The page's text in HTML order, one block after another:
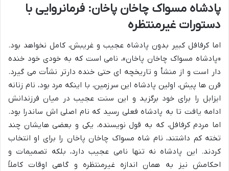
پادشاه مسواک چاخان پاخان: فرمانروایی با
دستورات غیرمنتظره
اما کرفافل کبیر بدون پادشاه عجیب و غریبش، کامل نخواهد بود.
«پادشاه مسواک چاخان پاخان»، نامی است که به خودی خود خنده
دار است و از منشأ و تاریخچه ای حتی خنده دارتر نشأت می گیرد.
قرن ها پیش، اولین پادشاه این سرزمین، با اینکه مرد بود، نام زنانه
ایزابل را برای خود برگزید و این سنت عجیب در میان فرزندانش
ادامه یافت تا به پادشاه فعلی رسید که نام اصلی اش ساندرا بود.
اما مردم کرفافل، که به قول نویسنده، یکی و بعضی هایشان چند
تخته کم داشتند، نام شاه مسواک چاخان پاخان را برای او انتخاب
کردند. این پادشاه نه تنها نامی عجیب دارد، بلکه تصمیمات و
احکامش نیز به همان اندازه غیرمنتظره و گاهی اوقات کاملاً